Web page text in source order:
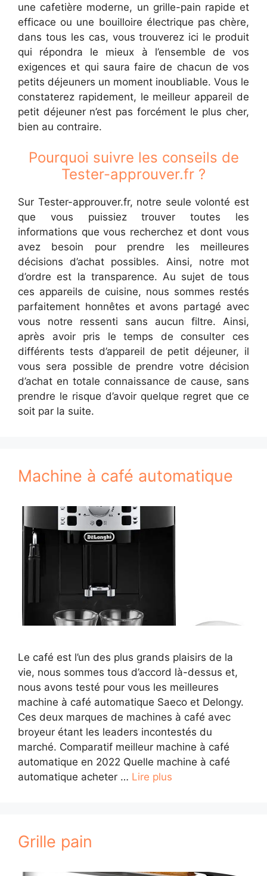
une cafetière moderne, un grille-pain rapide et
efficace ou une bouilloire électrique pas chère,
dans tous les cas, vous trouverez ici le produit
qui répondra le mieux à l’ensemble de vos
exigences et qui saura faire de chacun de vos
petits déjeuners un moment inoubliable. Vous le
constaterez rapidement, le meilleur appareil de
petit déjeuner n’est pas forcément le plus cher,
bien au contraire.
Pourquoi suivre les conseils de
Tester-approuver.fr ?
Sur Tester-approuver.fr, notre seule volonté est
que vous puissiez trouver toutes les
informations que vous recherchez et dont vous
avez besoin pour prendre les meilleures
décisions d’achat possibles. Ainsi, notre mot
d’ordre est la transparence. Au sujet de tous
ces appareils de cuisine, nous sommes restés
parfaitement honnêtes et avons partagé avec
vous notre ressenti sans aucun filtre. Ainsi,
après avoir pris le temps de consulter ces
différents tests d’appareil de petit déjeuner, il
vous sera possible de prendre votre décision
d’achat en totale connaissance de cause, sans
prendre le risque d’avoir quelque regret que ce
soit par la suite.
Machine à café automatique
Le café est l’un des plus grands plaisirs de la
vie, nous sommes tous d’accord là-dessus et,
nous avons testé pour vous les meilleures
machine à café automatique Saeco et Delongy.
Ces deux marques de machines à café avec
broyeur étant les leaders incontestés du
marché. Comparatif meilleur machine à café
automatique en 2022 Quelle machine à café
automatique acheter … Lire plus
Grille pain